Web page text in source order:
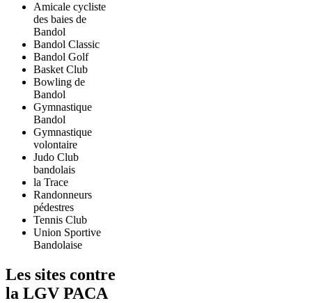
Amicale cycliste
des baies de
Bandol
Bandol Classic
Bandol Golf
Basket Club
Bowling de
Bandol
Gymnastique
Bandol
Gymnastique
volontaire
Judo Club
bandolais
la Trace
Randonneurs
pédestres
Tennis Club
Union Sportive
Bandolaise
Les sites contre
la LGV PACA